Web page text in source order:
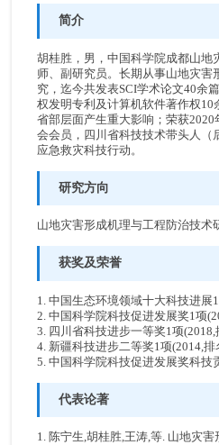
简介
胡桂胜，男，中国科学院成都山地
师、副研究员。长期从事山地灾害
究，迄今共发表SCI学术论文40
权发明专利及计算机软件著作权10
省部层面产生重大影响；荣获
会会员，四川省科技技术带头人（
应急救灾科技行动。
研究方向
山地灾害形成机理与工程防治技术
获奖及荣誉
1. 中国生态环境领域十大科技进展
2. 中国科学院科技促进发展奖1项
3. 四川省科技进步一等奖1项(2018,
4. 新疆科技进步二等奖1项(2014,排
5. 中国科学院科技促进发展奖科技
代表论著
1. 陈宁生,胡桂胜,王涛,等. 山地灾